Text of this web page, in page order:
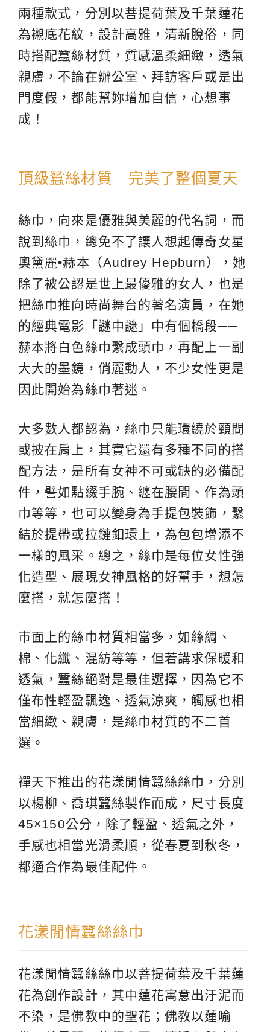
兩種款式，分別以菩提荷葉及千葉蓮花
為襯底花紋，設計高雅，清新脫俗，同
時搭配蠶絲材質，質感溫柔細緻，透氣
親膚，不論在辦公室、拜訪客戶或是出
門度假，都能幫妳增加自信，心想事
成！
頂級蠶絲材質 完美了整個夏天
絲巾，向來是優雅與美麗的代名詞，而
說到絲巾，總免不了讓人想起傳奇女星
奧黛麗•赫本（Audrey Hepburn），她
除了被公認是世上最優雅的女人，也是
把絲巾推向時尚舞台的著名演員，在她
的經典電影「謎中謎」中有個橋段──
赫本將白色絲巾繫成頭巾，再配上一副
大大的墨鏡，俏麗動人，不少女性更是
因此開始為絲巾著迷。
大多數人都認為，絲巾只能環繞於頸間
或披在肩上，其實它還有多種不同的搭
配方法，是所有女神不可或缺的必備配
件，譬如點綴手腕、纏在腰間、作為頭
巾等等，也可以變身為手提包裝飾，繫
結於提帶或拉鏈釦環上，為包包增添不
一樣的風采。總之，絲巾是每位女性強
化造型、展現女神風格的好幫手，想怎
麼搭，就怎麼搭！
市面上的絲巾材質相當多，如絲綢、
棉、化纖、混紡等等，但若講求保暖和
透氣，蠶絲絕對是最佳選擇，因為它不
僅布性輕盈飄逸、透氣涼爽，觸感也相
當細緻、親膚，是絲巾材質的不二首
選。
禪天下推出的花漾閒情蠶絲絲巾，分別
以楊柳、喬琪蠶絲製作而成，尺寸長度
45×150公分，除了輕盈、透氣之外，
手感也相當光滑柔順，從春夏到秋冬，
都適合作為最佳配件。
花漾閒情蠶絲絲巾
花漾閒情蠶絲絲巾以菩提荷葉及千葉蓮
花為創作設計，其中蓮花寓意出汙泥而
不染，是佛教中的聖花；佛教以蓮喻